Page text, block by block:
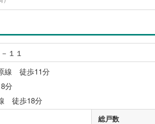
１１
線 徒歩11分
分
徒歩18分
総戸数